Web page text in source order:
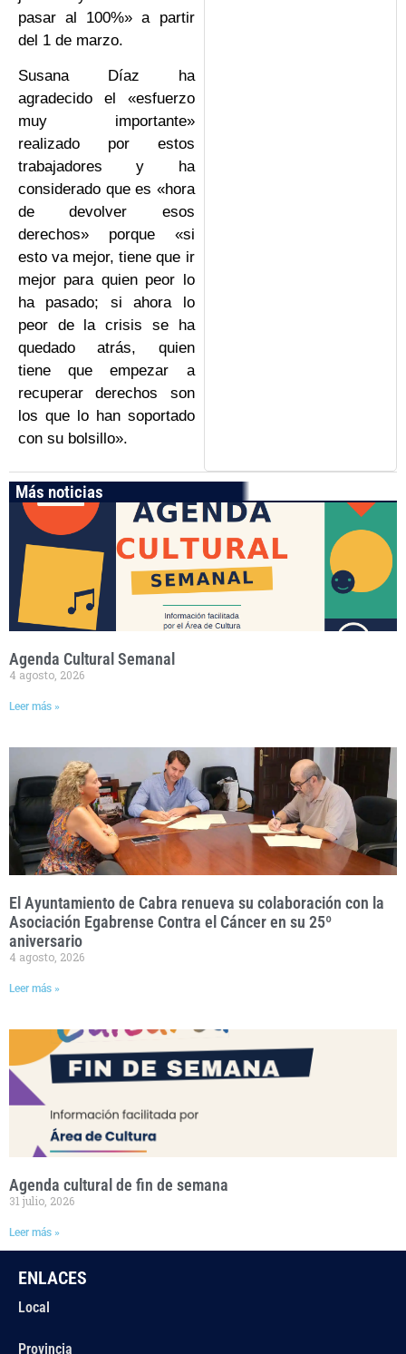
pasar al 100%» a partir
del 1 de marzo.
Susana Díaz ha
agradecido el «esfuerzo
muy importante»
realizado por estos
trabajadores y ha
considerado que es «hora
de devolver esos
derechos» porque «si
esto va mejor, tiene que ir
mejor para quien peor lo
ha pasado; si ahora lo
peor de la crisis se ha
quedado atrás, quien
tiene que empezar a
recuperar derechos son
los que lo han soportado
con su bolsillo».
Más noticias
Agenda Cultural Semanal
4 agosto, 2026
Leer más »
El Ayuntamiento de Cabra renueva su colaboración con la
Asociación Egabrense Contra el Cáncer en su 25º
aniversario
4 agosto, 2026
Leer más »
Agenda cultural de fin de semana
31 julio, 2026
Leer más »
ENLACES
Local
Provincia